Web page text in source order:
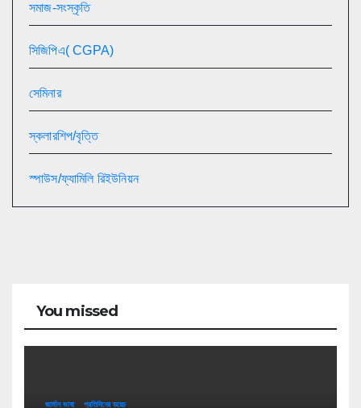
সমাজ-সংস্কৃতি
সিজিপিএ( CGPA)
সেমিনার
স্কলারশিপ/বৃত্তি
স্পাউস/ফ্যামিলি রিইউনিয়ন
You missed
জার্মান ভাষা প্রতিদিনের ডয়েচ